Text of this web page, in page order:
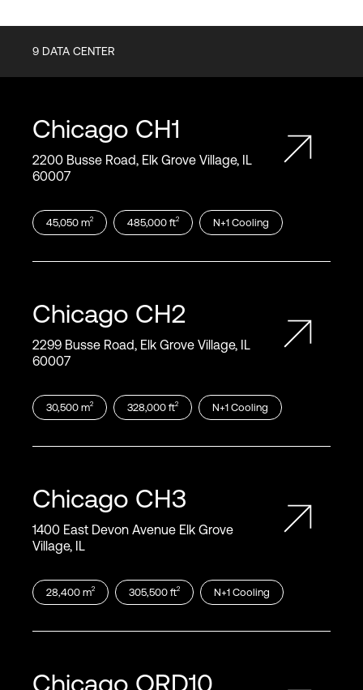
9 DATA CENTER
Chicago CH1
2200 Busse Road, Elk Grove Village, IL
60007
45,050 m2 485,000 ft2 N+1 Cooling
Chicago CH2
2299 Busse Road, Elk Grove Village, IL
60007
30,500 m2 328,000 ft2 N+1 Cooling
Chicago CH3
1400 East Devon Avenue Elk Grove
Village, IL
28,400 m2 305,500 ft2 N+1 Cooling
Chicago ORD10